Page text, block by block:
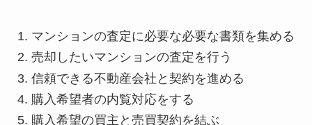
マンションの査定に必要な必要な書類を集める
売却したいマンションの査定を行う
信頼できる不動産会社と契約を進める
購入希望者の内覧対応をする
購入希望の買主と売買契約を結ぶ